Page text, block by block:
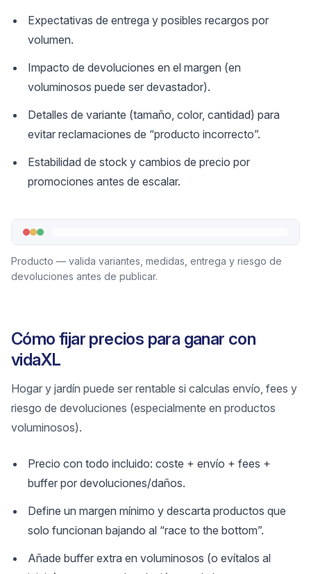
Expectativas de entrega y posibles recargos por
volumen.
Impacto de devoluciones en el margen (en
voluminosos puede ser devastador).
Detalles de variante (tamaño, color, cantidad) para
evitar reclamaciones de “producto incorrecto”.
Estabilidad de stock y cambios de precio por
promociones antes de escalar.
Producto — valida variantes, medidas, entrega y riesgo de
devoluciones antes de publicar.
Cómo fijar precios para ganar con
vidaXL
Hogar y jardín puede ser rentable si calculas envío, fees y
riesgo de devoluciones (especialmente en productos
voluminosos).
Precio con todo incluido: coste + envío + fees +
buffer por devoluciones/daños.
Define un margen mínimo y descarta productos que
solo funcionan bajando al “race to the bottom”.
Añade buffer extra en voluminosos (o evítalos al